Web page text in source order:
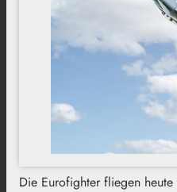
Die Eurofighter fliegen